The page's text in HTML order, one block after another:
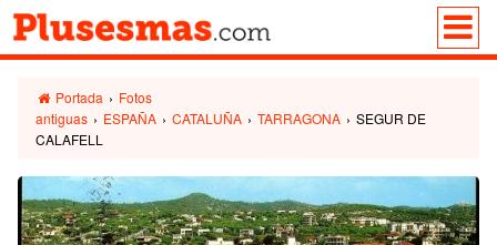
Portada › Fotos
antiguas › ESPAÑA › CATALUÑA › TARRAGONA › SEGUR DE
CALAFELL